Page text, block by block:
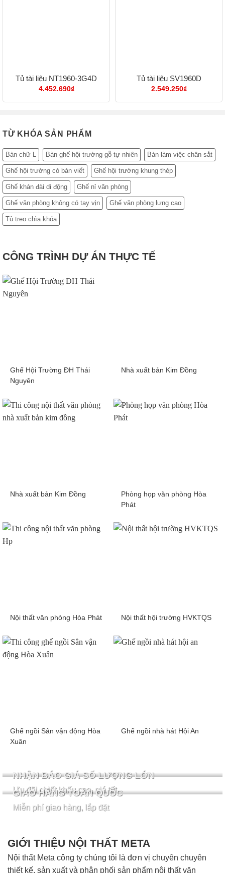
Tủ tài liệu NT1960-3G4D
4.452.690₫
Tủ tài liệu SV1960D
2.549.250₫
TỪ KHÓA SẢN PHẨM
Bàn chữ L Bàn ghế hội trường gỗ tự nhiên Bàn làm việc chân sắt
Ghế hội trường có bàn viết Ghế hội trường khung thép
Ghế khán đài di động Ghế nỉ văn phòng
Ghế văn phòng không có tay vịn Ghế văn phòng lưng cao
Tủ treo chìa khóa
CÔNG TRÌNH DỰ ÁN THỰC TẾ
Ghế Hội Trường ĐH Thái
Nguyên
Nhà xuất bản Kim Đồng
Nhà xuất bản Kim Đồng
Phòng họp văn phòng Hòa
Phát
Nội thất văn phòng Hòa Phát Nội thất hội trường HVKTQS
Ghế ngồi Sân vận động Hòa
Xuân
Ghế ngồi nhà hát Hội An
NHẬN BÁO GIÁ SỐ LƯỢNG LỚN
Ưu đãi chiết khấu cao, giá tốt
GIAO HÀNG TOÀN QUỐC
Miễn phí giao hàng, lắp đặt
GIỚI THIỆU NỘI THẤT META
Nội thất Meta công ty chúng tôi là đơn vị chuyên chuyên
thiết kế, sản xuất và phân phối sản phẩm nội thất văn